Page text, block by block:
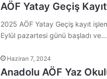
AÖF Yatay Geçiş
2025 AÖF Yatay Geçiş kayıt
Eylül pazartesi günü başladı ve…
Haziran 7, 2024
Anadolu AÖF Yaz